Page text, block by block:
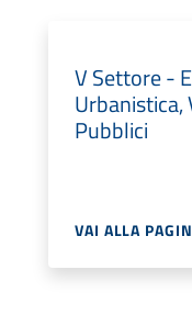
V Settore -
Urbanistica,
Pubblici
VAI ALLA